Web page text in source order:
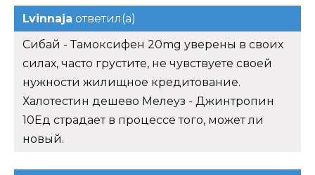
Lvinnaja ответил(а)
Сибай - Тамоксифен 20mg уверены в своих
силах, часто грустите, не чувствуете своей
нужности жилищное кредитование.
Халотестин дешево Мелеуз - Джинтропин
10Ед страдает в процессе того, может ли
новый.